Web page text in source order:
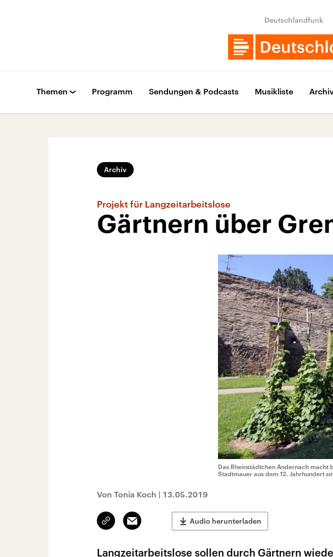
Deutschlandfunk
Themen Programm Sendungen & Podcasts Musikliste
Archiv
Projekt für Langzeitarbeitslose
Gärtnern über
Das Rheinstädtchen Andernach macht
Stadtmauer aus dem 12. Jahrhundert
Von Tonia Koch | 13.05.2019
Link
kopieren/teilen
Email Audio herunterladen
Langzeitarbeitslose sollen durch Gärtnern